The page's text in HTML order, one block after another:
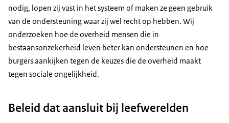
nodig, lopen zij vast in het systeem of maken ze geen gebruik
van de ondersteuning waar zij wel recht op hebben. Wij
onderzoeken hoe de overheid mensen die in
bestaansonzekerheid leven beter kan ondersteunen en hoe
burgers aankijken tegen de keuzes die de overheid maakt
tegen sociale ongelijkheid.
Beleid dat aansluit bij leefwerelden